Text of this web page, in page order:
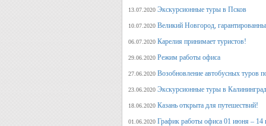
13.07.2020 Экскурсионные туры в Псков
10.07.2020 Великий Новгород,
06.07.2020 Карелия принимает туристов!
29.06.2020 Режим работы офиса
27.06.2020 Возобновление автобусных туров
23.06.2020 Экскурсионные туры в
18.06.2020 Казань открыта для путешествий!
01.06.2020 График работы офиса 01 июня – 14